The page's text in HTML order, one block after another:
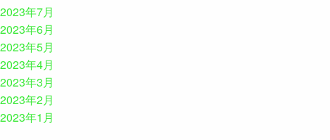
2023年7月
2023年6月
2023年5月
2023年4月
2023年3月
2023年2月
2023年1月